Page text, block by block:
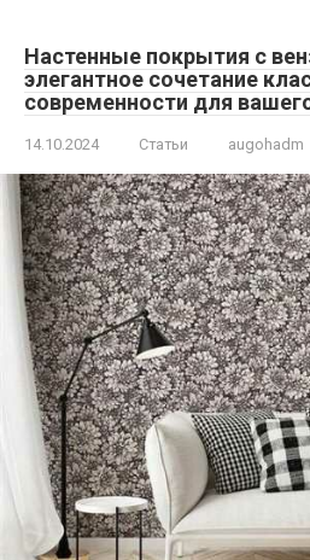
Настенные покрытия с
элегантное сочетание
современности для
14.10.2024 Статьи augohadm